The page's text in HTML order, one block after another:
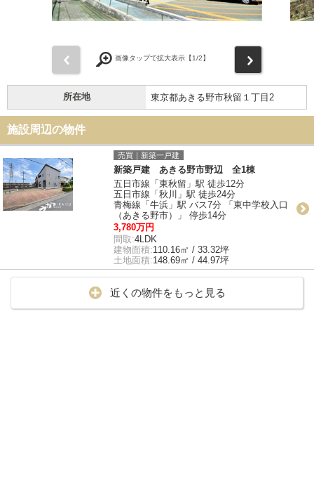
画像タップで拡大表示【1/2】
所在地 東京都あきる野市秋留１丁目2
施設周辺の物件
売買｜新築一戸建
新築戸建 あきる野市野辺 全1棟
五日市線「東秋留」駅 徒歩12分
五日市線「秋川」駅 徒歩24分
青梅線「牛浜」駅 バス7分 「東中学校入口
（あきる野市）」 停歩14分
3,780万円
間取:4LDK
建物面積:110.16㎡ / 33.32坪
土地面積:148.69㎡ / 44.97坪
近くの物件をもっと見る